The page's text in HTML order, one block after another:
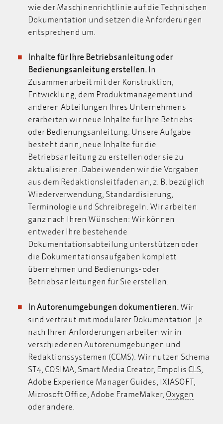
wie derMaschinenrichtlinie auf die Technischen
Dokumentation und setzen die Anforderungen
entsprechend um.
Inhalte für Ihre Betriebsanleitung oder
Bedienungsanleitung erstellen. In
Zusammenarbeit mit der Konstruktion,
Entwicklung, dem Produktmanagement und
anderen Abteilungen Ihres Unternehmens
erarbeiten wir neue Inhalte für Ihre Betriebs-
oder Bedienungsanleitung. Unsere Aufgabe
besteht darin, neue Inhalte für die
Betriebsanleitung zu erstellen oder sie zu
aktualisieren. Dabei wenden wir die Vorgaben
aus dem Redaktionsleitfaden an, z. B. bezüglich
Wiederverwendung, Standardisierung,
Terminologie und Schreibregeln. Wir arbeiten
ganz nach Ihren Wünschen: Wir können
entweder Ihre bestehende
Dokumentationsabteilung unterstützen oder
die Dokumentationsaufgaben komplett
übernehmen und Bedienungs- oder
Betriebsanleitungen für Sie erstellen.
In Autorenumgebungen dokumentieren.Wir
sind vertraut mit modularer Dokumentation. Je
nach Ihren Anforderungen arbeiten wir in
verschiedenen Autorenumgebungen und
Redaktionssystemen (CCMS) . Wir nutzen Schema
ST4, COSIMA, Smart Media Creator, Empolis CLS,
Adobe Experience Manager Guides, IXIASOFT,
Microsoft Office, Adobe FrameMaker, Oxygen
oder andere.